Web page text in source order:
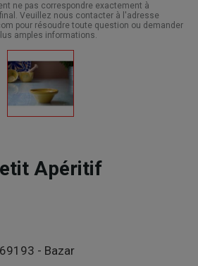
ne pas correspondre exactement à
Veuillez nous contacter à l'adresse
pour résoudre toute question ou demander
amples informations.
Apéritif
- Bazar